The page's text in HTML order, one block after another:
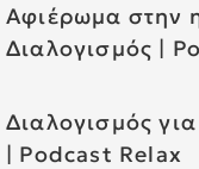
Αφιέρωμα στην
Διαλογισμός |
Διαλογισμός
| Podcast Relax